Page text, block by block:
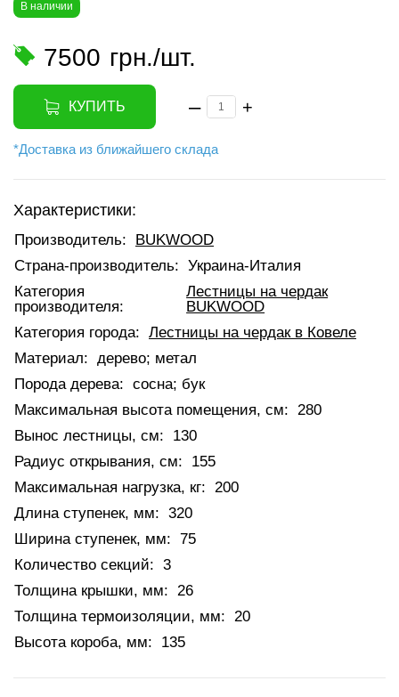
В наличии
7500 грн./шт.
КУПИТЬ – +
*Доставка из ближайшего склада
Характеристики:
Производитель:
BUKWOOD
Страна-производитель: Украина-Италия
Категория
производителя:
Лестницы на чердак
BUKWOOD
Категория города: Лестницы на чердак в Ковеле
Материал: дерево; метал
Порода дерева: сосна; бук
Максимальная высота помещения, см: 280
Вынос лестницы, см:
130
Радиус открывания, см:
155
Максимальная нагрузка, кг: 200
Длина ступенек, мм: 320
Ширина ступенек, мм: 75
Количество секций: 3
Толщина крышки, мм: 26
Толщина термоизоляции, мм: 20
Высота короба, мм:
135